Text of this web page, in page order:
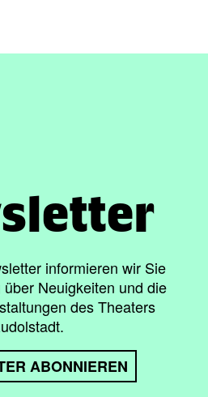
informieren wir Sie
Neuigkeiten und die
des Theaters
ABONNIEREN